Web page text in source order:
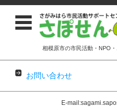
相模原市の市民活動・NPO
お問い合わせ
E-